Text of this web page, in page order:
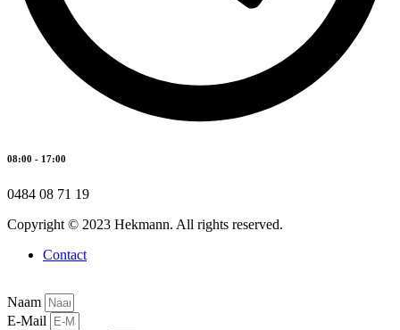
08:00 - 17:00
0484 08 71 19
Copyright © 2023 Hekmann. All rights reserved.
Contact
Naam
E-Mail